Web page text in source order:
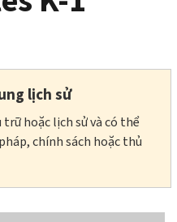
lịch sử
hoặc lịch sử và có thể
chính sách hoặc thủ